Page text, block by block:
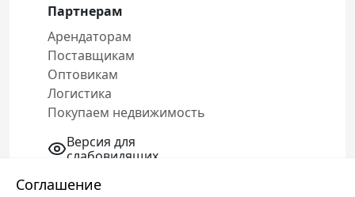
Соглашение
Партнерам
Арендаторам
Поставщикам
Оптовикам
Логистика
Покупаем недвижимость
Версия для
слабовидящих